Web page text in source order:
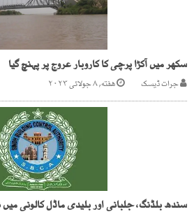
سکھر میں آکڑا پرچی کا کاروبار عروج پر پہنچ گیا
جرات ڈیسک هفته, ۸ جولائی ۲۰۲۳
سندھ بلڈنگ، جلبانی اور بلیدی ماڈل کالونی